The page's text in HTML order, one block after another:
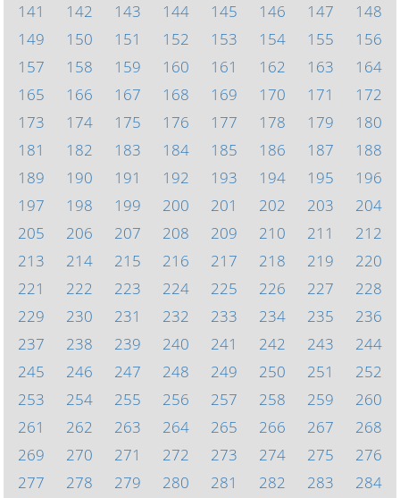
141
142 143 144 145 146 147
148
149
150 151 152 153 154 155
156
157
158 159 160 161 162 163
164
165
166 167 168 169 170 171
172
173
174 175 176 177 178 179
180
181
182 183 184 185 186 187
188
189
190 191 192 193 194 195
196
197
198 199 200 201 202 203
204
205
206 207 208 209 210 211
212
213
214 215 216 217 218 219
220
221
222 223 224 225 226 227
228
229
230 231 232 233 234 235
236
237
238 239 240 241 242 243
244
245
246 247 248 249 250 251
252
253
254 255 256 257 258 259
260
261
262 263 264 265 266 267
268
269
270 271 272 273 274 275
276
277
278 279 280 281 282 283
284